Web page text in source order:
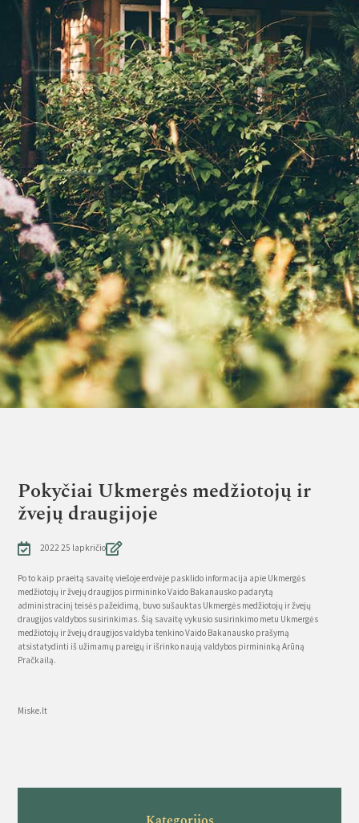
Pokyčiai Ukmergės medžiotojų ir
žvejų draugijoje
2022 25 lapkričio
Po to kaip praeitą savaitę viešoje erdvėje pasklido informacija apie Ukmergės
medžiotojų ir žvejų draugijos pirmininko Vaido Bakanausko padarytą
administracinį teisės pažeidimą, buvo sušauktas Ukmergės medžiotojų ir žvejų
draugijos valdybos susirinkimas. Šią savaitę vykusio susirinkimo metu Ukmergės
medžiotojų ir žvejų draugijos valdyba tenkino Vaido Bakanausko prašymą
atsistatydinti iš užimamų pareigų ir išrinko naują valdybos pirmininką Arūną
Pračkailą.
Miske.lt